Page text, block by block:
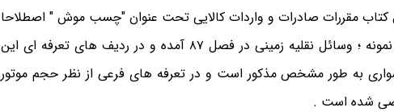
کتاب مقررات صادرات و واردات کالایی تحت عنوان "چسب موش " اصطلاحا
مذکور نیست . بدین معنی که به طور نمونه ؛ وسائل نقلیه زمینی در فصل ۸۷ آمده و در ردیف های تعرفه ای این
ای ۸۷۰۳ اتومبیل سواری به طور مشخص مذکور است و در تعرفه های فرعی از نظر حجم موتور
شده است .